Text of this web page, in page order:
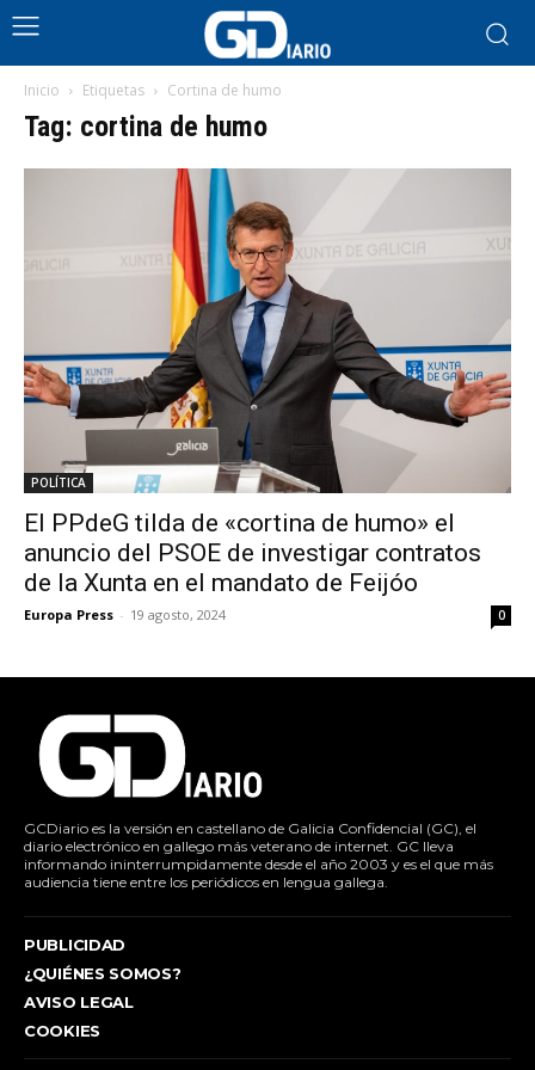
Inicio Etiquetas Cortina de humo
Tag: cortina de humo
POLÍTICA
El PPdeG tilda de «cortina de humo» el
anuncio del PSOE de investigar contratos
de la Xunta en el mandato de Feijóo
Europa Press - 19 agosto, 2024 0
GCDiario es la versión en castellano de Galicia Confidencial (GC), el
diario electrónico en gallego más veterano de internet. GC lleva
informando ininterrumpidamente desde el año 2003 y es el que más
audiencia tiene entre los periódicos en lengua gallega.
PUBLICIDAD
¿QUIÉNES SOMOS?
AVISO LEGAL
COOKIES